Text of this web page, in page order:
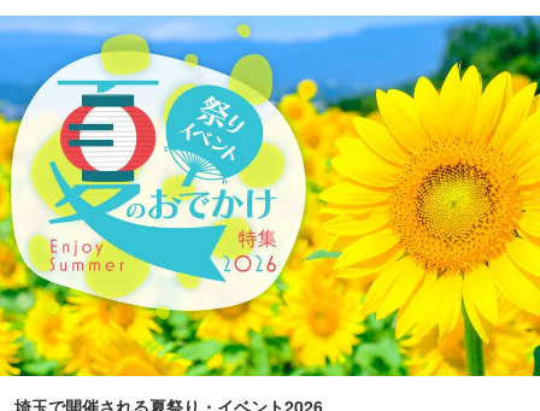
埼玉で開催される夏祭り・イベント2026